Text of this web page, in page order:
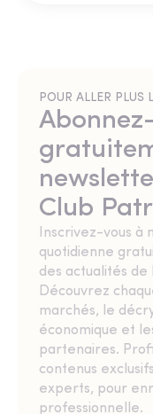
POUR ALLER PLUS
Club
Inscrivez-vous
quotidienne
des actualités
Découvrez
marchés, le
économique et
partenaires.
contenus
experts, pour
professionnelle.